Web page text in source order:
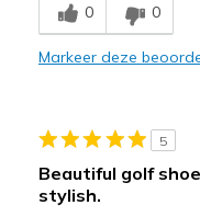
Durable
Casual Wear
Width
0 0
Markeer deze
5
Beautiful golf
stylish.